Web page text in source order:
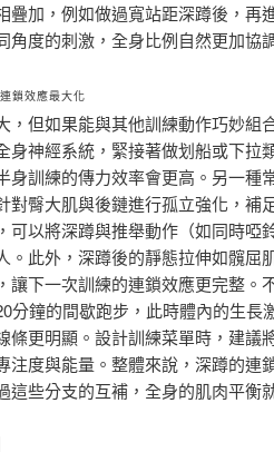
疊加，例如做過寬站距深蹲後，再
角度的刺激，全身比例自然更加協
鎖效應最大化
，但如果能與其他訓練動作巧妙組
身神經系統，緊接著做划船或下拉
身訓練的傳力效率會更高。另一種
對臀大肌與後鏈進行孤立強化，補
可以將深蹲與推舉動作（如同時啞
。此外，深蹲後的靜態拉伸如髖屈
讓下一次訓練的連鎖效應更完整。
分鐘的間歇跑步，此時體內的生長
條更明顯。設計訓練菜單時，建議
注度與能量。整體來說，深蹲的連
這些分支的互補，全身的肌肉平衡